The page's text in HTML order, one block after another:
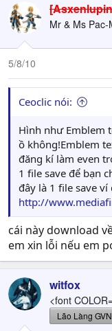
thuận lợi là vì ông
bạn số thuốc, khỏi
tiền lý ra bạn phải
Vậy đó. Rồi còn vụ
vài câu là có
vụ tăng %friendly
Mr & Ms Pac-
5/8/10
Ceoclic nói:
Hình như Emblem
ồ không!Emblem
đăng kí làm even
1 file save để bạn
đây là 1 file save ví
http://
cái này download
em xin lỗi nếu em
witfox
<font
Lão Làng GVN